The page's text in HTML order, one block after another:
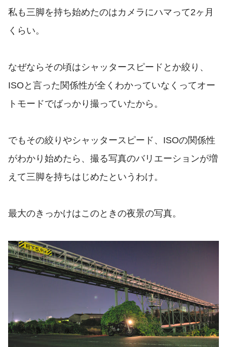
私も三脚を持ち始めたのはカメラにハマって2ヶ月
くらい。
なぜならその頃はシャッタースピードとか絞り、
ISOと言った関係性が全くわかっていなくってオー
トモードでばっかり撮っていたから。
でもその絞りやシャッタースピード、ISOの関係性
がわかり始めたら、撮る写真のバリエーションが増
えて三脚を持ちはじめたというわけ。
最大のきっかけはこのときの夜景の写真。